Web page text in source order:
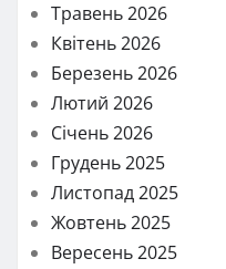
Травень 2026
Квітень 2026
Березень 2026
Лютий 2026
Січень 2026
Грудень 2025
Листопад 2025
Жовтень 2025
Вересень 2025